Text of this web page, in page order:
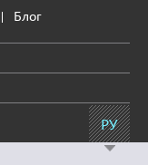
Блог
РУ